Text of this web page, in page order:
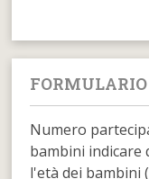
Numero
bambini indicare
l'età dei bambini